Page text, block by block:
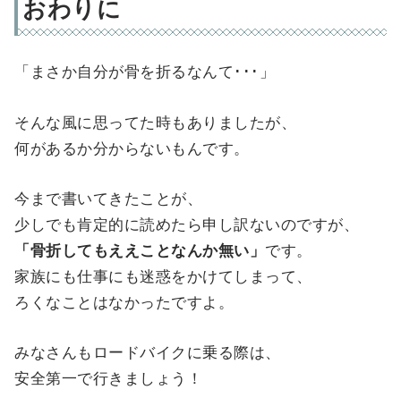
おわりに
「まさか自分が骨を折るなんて･･･」
そんな風に思ってた時もありましたが、
何があるか分からないもんです。
今まで書いてきたことが、
少しでも肯定的に読めたら申し訳ないのですが、
「骨折してもええことなんか無い」 です。
家族にも仕事にも迷惑をかけてしまって、
ろくなことはなかったですよ。
みなさんもロードバイクに乗る際は、
安全第一で行きましょう！